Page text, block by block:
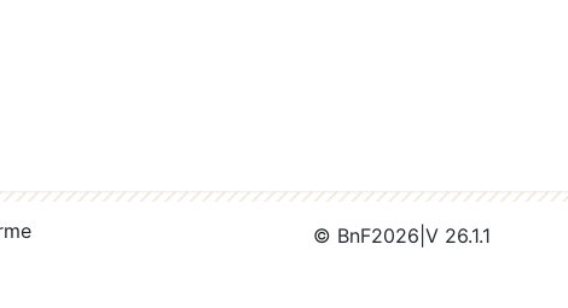
© BnF2026 V 26.1.1